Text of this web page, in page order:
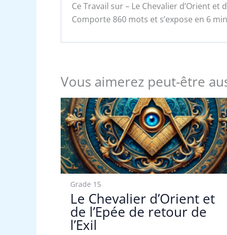
Ce Travail sur – Le Chevalier d’Orient et
Comporte 860 mots et s’expose en 6
Vous aimerez peut-être
Grade 15
Le Chevalier d’Orient et
de l’Epée de retour de
l’Exil